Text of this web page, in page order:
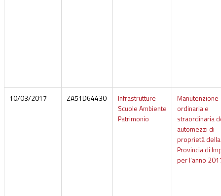
10/03/2017 ZA51D64430
Infrastrutture
Scuole Ambiente
Patrimonio
Manutenzione
ordinaria e
straordinaria
automezzi di
proprietà della
Provincia di
per l'anno